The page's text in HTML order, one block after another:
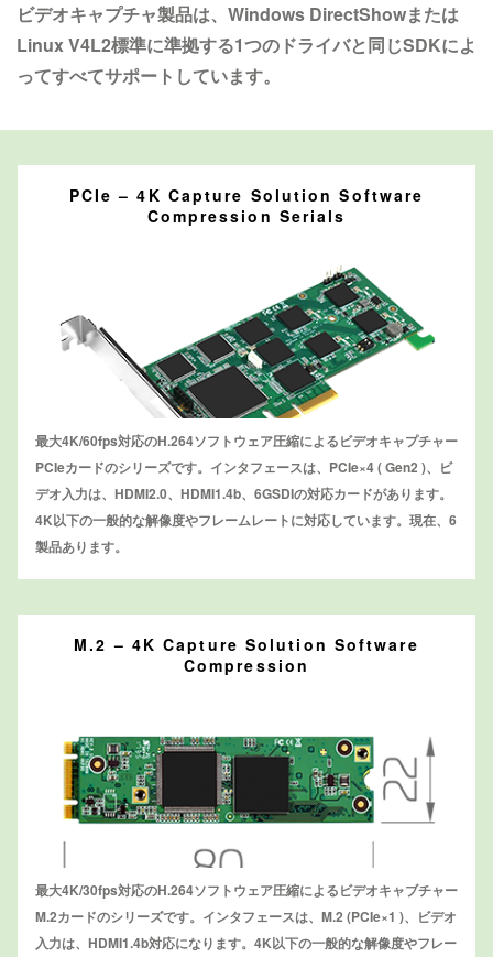
ビデオキャプチャ製品は、Windows DirectShowまたは
Linux V4L2標準に準拠する1つのドライバと同じSDKによ
ってすべてサポートしています。
PCIe – 4K Capture Solution Software
Compression Serials
最大4K/60fps対応のH.264ソフトウェア圧縮によるビデオキャプチャー
PCIeカードのシリーズです。インタフェースは、PCIe×4 ( Gen2 )、ビ
デオ入力は、HDMI2.0、HDMI1.4b、6GSDIの対応カードがあります。
4K以下の一般的な解像度やフレームレートに対応しています。現在、6
製品あります。
M.2 – 4K Capture Solution Software
Compression
最大4K/30fps対応のH.264ソフトウェア圧縮によるビデオキャブチャー
M.2カードのシリーズです。インタフェースは、M.2 (PCIe×1 )、ビデオ
入力は、HDMI1.4b対応になります。4K以下の一般的な解像度やフレー